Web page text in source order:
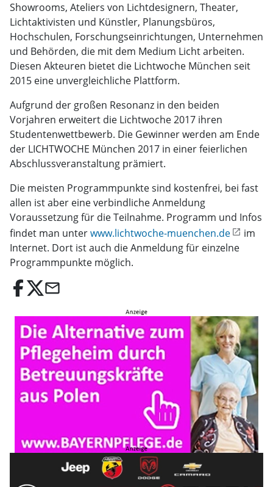
Showrooms, Ateliers von Lichtdesignern, Theater,
Lichtaktivisten und Künstler, Planungsbüros,
Hochschulen, Forschungseinrichtungen, Unternehmen
und Behörden, die mit dem Medium Licht arbeiten.
Diesen Akteuren bietet die Lichtwoche München seit
2015 eine unvergleichliche Plattform.
Aufgrund der großen Resonanz in den beiden
Vorjahren erweitert die Lichtwoche 2017 ihren
Studentenwettbewerb. Die Gewinner werden am Ende
der LICHTWOCHE München 2017 in einer feierlichen
Abschlussveranstaltung prämiert.
Die meisten Programmpunkte sind kostenfrei, bei fast
allen ist aber eine verbindliche Anmeldung
Voraussetzung für die Teilnahme. Programm und Infos
findet man unterwww.lichtwoche-muenchen.de
im
Internet. Dort ist auch die Anmeldung für einzelne
Programmpunkte möglich.
email